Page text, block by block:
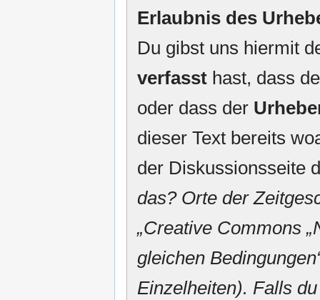
Erlaubnis des
Du gibst uns hiermit
verfasst hast, dass
oder dass der
dieser Text bereits
der Diskussionsseite
das? Orte der
„Creative Commons
gleichen
Einzelheiten). Falls